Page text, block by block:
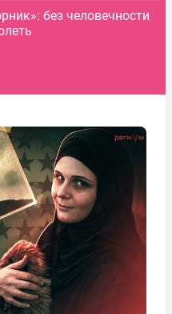
без человечности